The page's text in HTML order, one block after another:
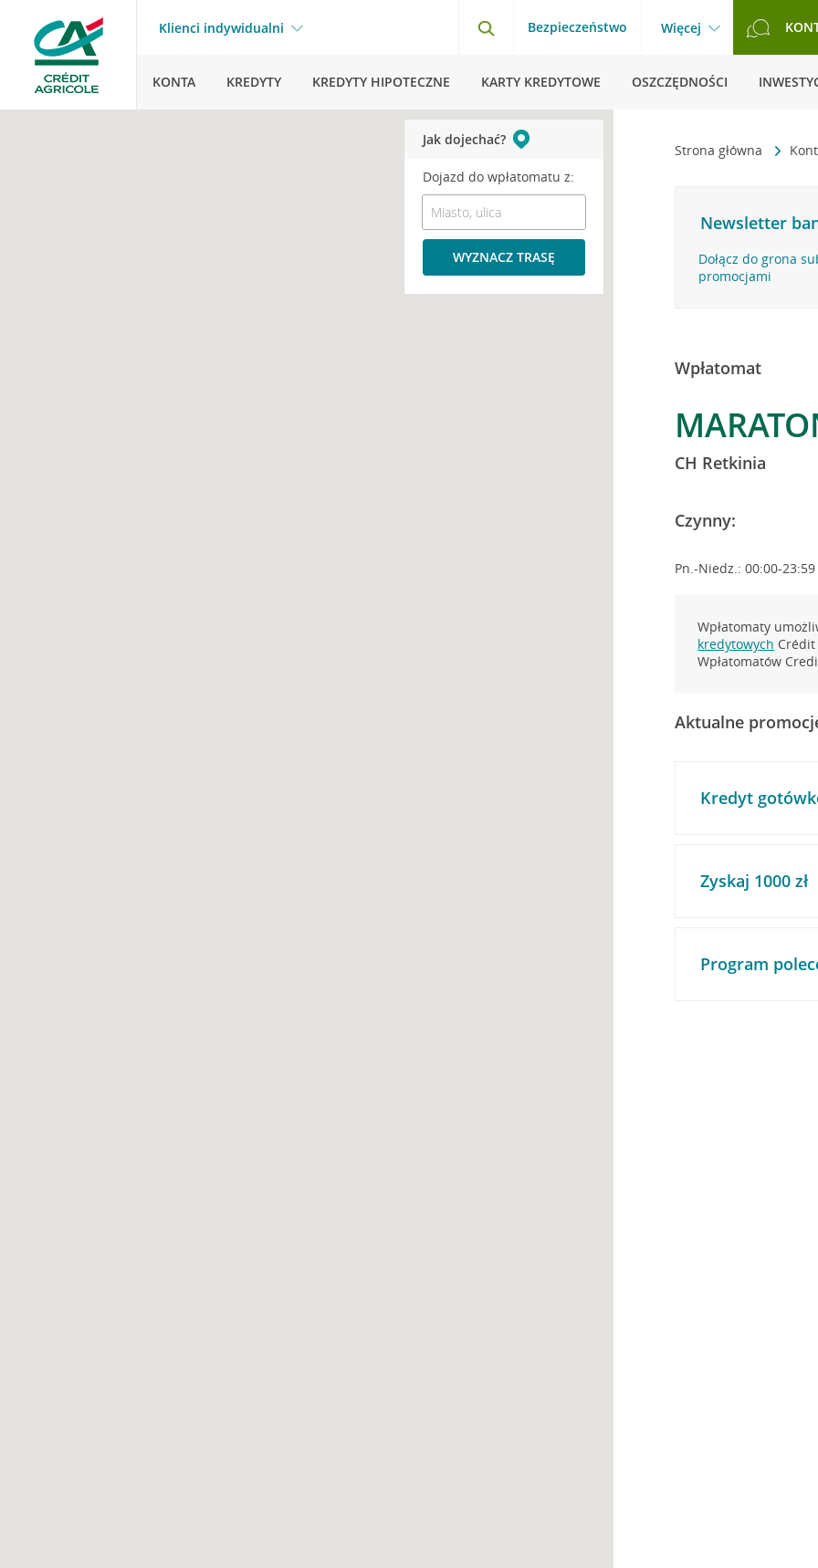
Klienci indywidualni Bezpieczeństwo Więcej
KONTA KREDYTY KREDYTY HIPOTECZNE KARTY KREDYTOWE OSZCZĘDNOŚCI
Strona główna
Newsletter
Dołącz do grona
promocjami
Wpłatomat
CH Retkinia
Czynny:
Pn.-Niedz.: 00:00-23:59
Wpłatomaty
kredytowych
Wpłatomatów
Aktualne
Kredyt
Zyskaj 1000 zł
Program
Jak dojechać?
Dojazd do wpłatomatu z:
WYZNACZ TRASĘ